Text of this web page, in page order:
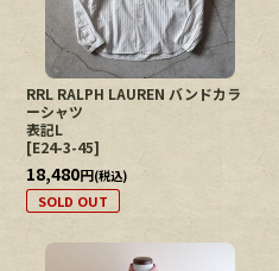
RRL RALPH LAUREN バンドカラ
ーシャツ
表記L
[E24-3-45]
18,480円(税込)
SOLD OUT